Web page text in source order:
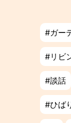
ガー
リビ
談話
ひば